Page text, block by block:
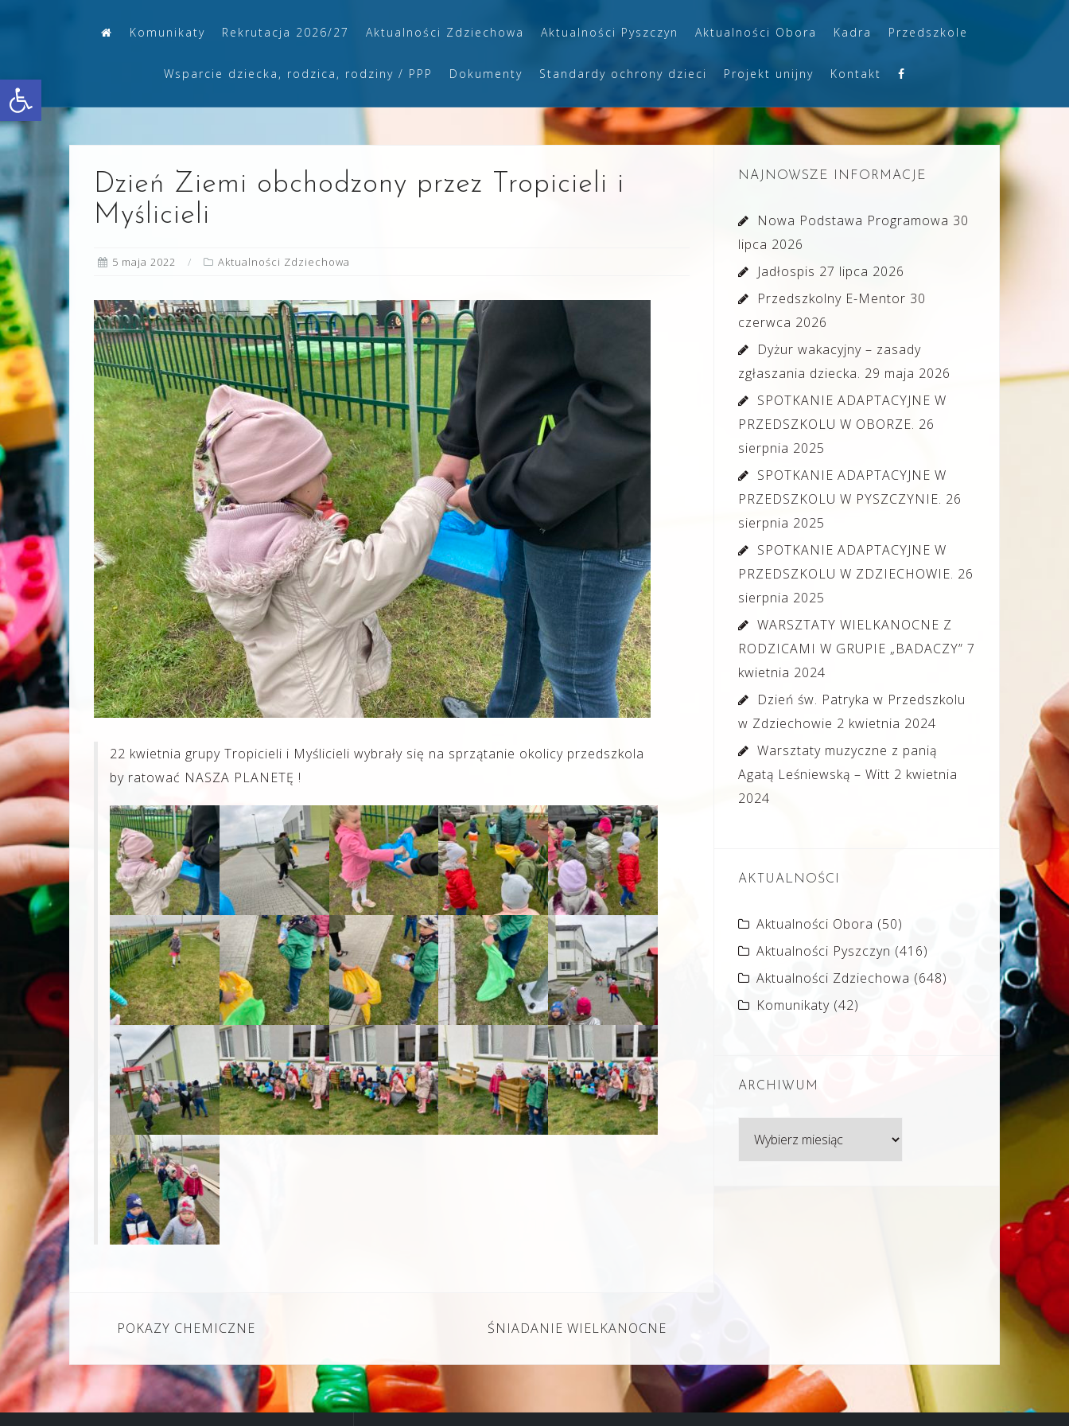
Otwórz pasek narzędzi
Komunikaty Rekrutacja 2026/27 Aktualności Zdziechowa Aktualności Pyszczyn Aktualności Obora Kadra Przedszkole
Wsparcie dziecka, rodzica, rodziny / PPP Dokumenty Standardy ochrony dzieci Projekt unijny Kontakt
Dzień Ziemi obchodzony przez Tropicieli i
Myślicieli
5 maja 2022 Aktualności Zdziechowa
22 kwietnia grupy Tropicieli i Myślicieli wybrały się na sprzątanie okolicy przedszkola
by ratować NASZA PLANETĘ !
Nawigacja
POKAZY CHEMICZNE ŚNIADANIE WIELKANOCNE
NAJNOWSZE INFORMACJE
Nowa Podstawa Programowa 30
lipca 2026
Jadłospis 27 lipca 2026
Przedszkolny E-Mentor 30
czerwca 2026
Dyżur wakacyjny – zasady
zgłaszania dziecka. 29 maja 2026
SPOTKANIE ADAPTACYJNE W
PRZEDSZKOLU W OBORZE. 26
sierpnia 2025
SPOTKANIE ADAPTACYJNE W
PRZEDSZKOLU W PYSZCZYNIE. 26
sierpnia 2025
SPOTKANIE ADAPTACYJNE W
PRZEDSZKOLU W ZDZIECHOWIE. 26
sierpnia 2025
WARSZTATY WIELKANOCNE Z
RODZICAMI W GRUPIE „BADACZY” 7
kwietnia 2024
Dzień św. Patryka w Przedszkolu
w Zdziechowie 2 kwietnia 2024
Warsztaty muzyczne z panią
Agatą Leśniewską – Witt 2 kwietnia
2024
AKTUALNOŚCI
Aktualności Obora (50)
Aktualności Pyszczyn (416)
Aktualności Zdziechowa (648)
Komunikaty (42)
ARCHIWUM